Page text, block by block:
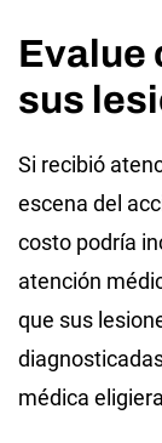
Evalue
sus
Si recibió
escena del
costo podría
atención
que sus
médica